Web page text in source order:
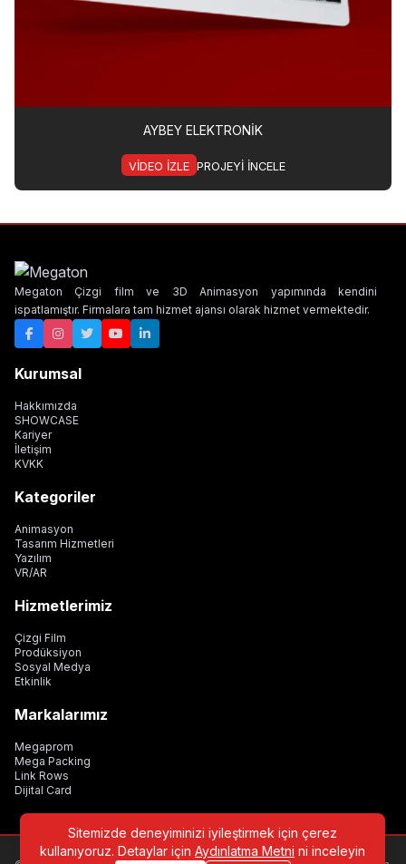
AYBEY ELEKTRONİK
VIDEO IZLE PROJEYI INCELE
Megaton Çizgi film ve 3D Animasyon yapımında kendini
ispatlamıştır. Firmalara tam hizmet ajansı olarak hizmet vermektedir.
Kurumsal
Hakkımızda
SHOWCASE
Kariyer
İletişim
KVKK
Kategoriler
Animasyon
Tasarım Hizmetleri
Yazılım
VR/AR
Hizmetlerimiz
Çizgi Film
Prodüksiyon
Sosyal Medya
Etkinlik
Markalarımız
Megaprom
Mega Packing
Link Rows
Dijital Card
Sitemizde deneyiminizi iyileştirmek için çerez
kullanıyoruz. Detaylar içinAydınlatma Metni ni inceleyin